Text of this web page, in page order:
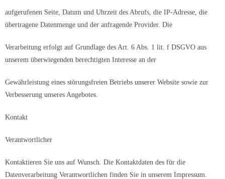
aufgerufenen Seite, Datum und Uhrzeit des Abrufs, die IP-Adresse, die
übertragene Datenmenge und der anfragende Provider. Die
Verarbeitung erfolgt auf Grundlage des Art. 6 Abs. 1 lit. f DSGVO aus
unserem überwiegenden berechtigten Interesse an der
Gewährleistung eines störungsfreien Betriebs unserer Website sowie zur
Verbesserung unseres Angebotes.
Kontakt
Verantwortlicher
Kontaktieren Sie uns auf Wunsch. Die Kontaktdaten des für die
Datenverarbeitung Verantwortlichen finden Sie in unserem Impressum.